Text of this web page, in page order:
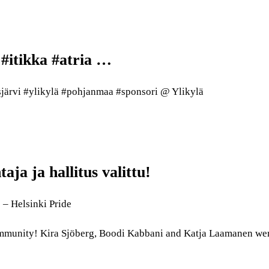
#itikka #atria …
#ylikylä #pohjanmaa #sponsori @ Ylikylä
ja hallitus valittu!
Helsinki Pride
Kira Sjöberg, Boodi Kabbani and Katja Laamanen